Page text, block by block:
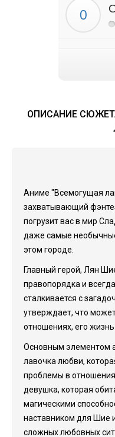
ОПИСАНИЕ
Аниме "Всемогущая
захватывающий
погрузит вас в мир
даже самые
этом городе.
Главный герой, Лян
правопорядка и
сталкивается с
утверждает, что
отношениях, его
Основным элементом
лавочка любви,
проблемы в
девушка, которая
магическими
наставником для Шие
сложных любовных